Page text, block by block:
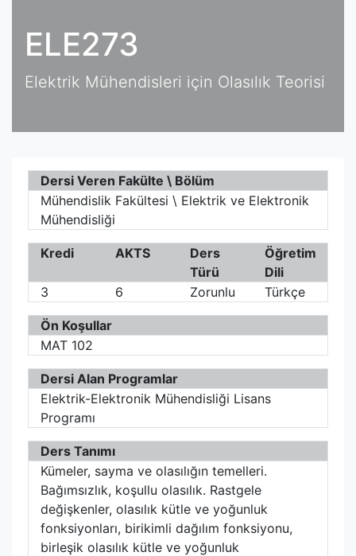
ELE273
Elektrik Mühendisleri için Olasılık Teorisi
Dersi Veren Fakülte \ Bölüm
Mühendislik Fakültesi \ Elektrik ve Elektronik
Mühendisliği
Kredi AKTS
Ders
Türü
Öğretim
Dili
3
6 Zorunlu Türkçe
Ön Koşullar
MAT 102
Dersi Alan Programlar
Elektrik-Elektronik Mühendisliği Lisans
Programı
Ders Tanımı
Kümeler, sayma ve olasılığın temelleri.
Bağımsızlık, koşullu olasılık. Rastgele
değişkenler, olasılık kütle ve yoğunluk
fonksiyonları, birikimli dağılım fonksiyonu,
birleşik olasılık kütle ve yoğunluk